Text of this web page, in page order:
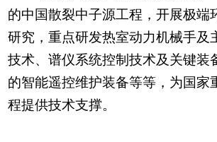
的中国散裂中子源工程，开展极端
研究，重点研发热室动力机械手及
技术、谱仪系统控制技术及关键装
的智能遥控维护装备等等，为国家
程提供技术支撑。